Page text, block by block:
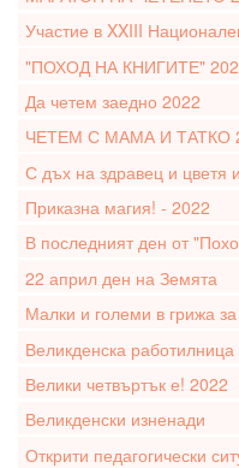
Участие в XXIII
"ПОХОД НА КНИГИТЕ"
Да четем заедно 2022
ЧЕТЕМ С МАМА И ТАТКО
С дъх на здравец и цветя
Приказна магия! - 2022
В последният ден от
22 април ден на Земята
Малки и големи в грижа
Великденска работилница
Велики четвъртък е! 2022
Великденски изненади
Открити педагогически